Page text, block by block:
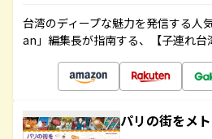
台湾のディープな魅力を発信する
an」編集長が指南する、【子連れ台
パリの街をメ